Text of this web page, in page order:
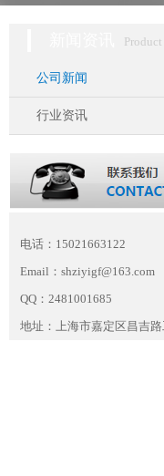
公司新闻
行业资讯
电话：15021663122
Email：shziyigf@163.com
QQ：2481001685
地址：上海市嘉定区昌吉